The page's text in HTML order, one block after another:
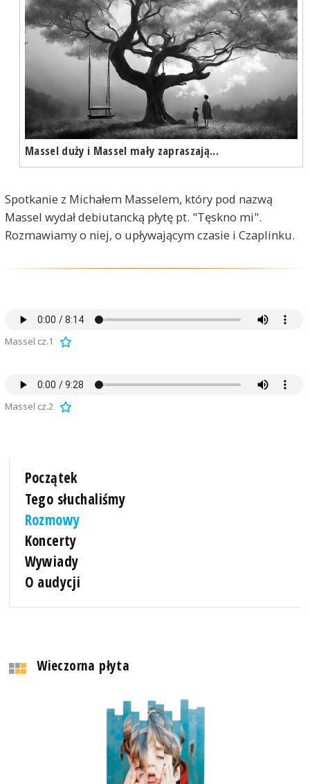
Massel duży i Massel mały zapraszają...
Spotkanie z Michałem Masselem, który pod nazwą
Massel wydał debiutancką płytę pt. "Tęskno mi".
Rozmawiamy o niej, o upływającym czasie i Czaplinku.
Massel cz.1
Massel cz.2
Początek
Tego słuchaliśmy
Rozmowy
Koncerty
Wywiady
O audycji
Wieczorna płyta